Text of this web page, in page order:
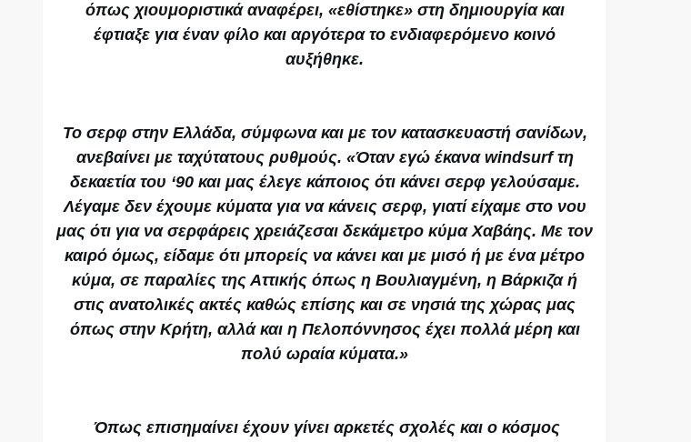
όπως χιουμοριστικά αναφέρει, «εθίστηκε» στη δημιουργία και
έφτιαξε για έναν φίλο και αργότερα το ενδιαφερόμενο κοινό
αυξήθηκε.
Το σερφ στην Ελλάδα, σύμφωνα και με τον κατασκευαστή σανίδων,
ανεβαίνει με ταχύτατους ρυθμούς. «Όταν εγώ έκανα windsurf τη
δεκαετία του ‘90 και μας έλεγε κάποιος ότι κάνει σερφ γελούσαμε.
Λέγαμε δεν έχουμε κύματα για να κάνεις σερφ, γιατί είχαμε στο νου
μας ότι για να σερφάρεις χρειάζεσαι δεκάμετρο κύμα Χαβάης. Με τον
καιρό όμως, είδαμε ότι μπορείς να κάνει και με μισό ή με ένα μέτρο
κύμα, σε παραλίες της Αττικής όπως η Βουλιαγμένη, η Βάρκιζα ή
στις ανατολικές ακτές καθώς επίσης και σε νησιά της χώρας μας
όπως στην Κρήτη, αλλά και η Πελοπόννησος έχει πολλά μέρη και
πολύ ωραία κύματα.»
Όπως επισημαίνει έχουν γίνει αρκετές σχολές και ο κόσμος